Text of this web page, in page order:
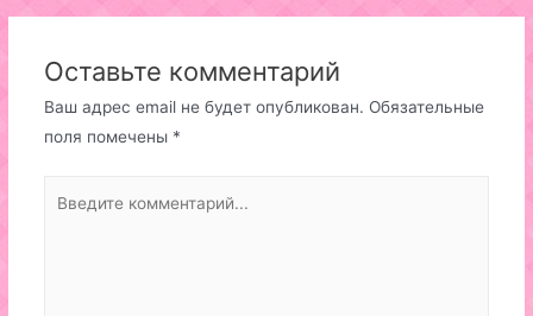
Оставьте комментарий
Ваш адрес email не будет опубликован. Обязательные
поля помечены *